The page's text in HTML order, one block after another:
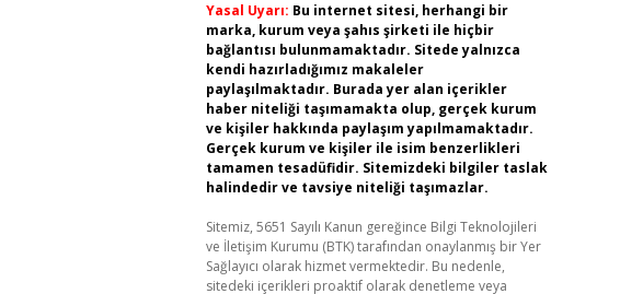
Yasal Uyarı: Bu internet sitesi, herhangi bir
marka, kurum veya şahıs şirketi ile hiçbir
bağlantısı bulunmamaktadır. Sitede yalnızca
kendi hazırladığımız makaleler
paylaşılmaktadır. Burada yer alan içerikler
haber niteliği taşımamakta olup, gerçek kurum
ve kişiler hakkında paylaşım yapılmamaktadır.
Gerçek kurum ve kişiler ile isim benzerlikleri
tamamen tesadüfidir. Sitemizdeki bilgiler taslak
halindedir ve tavsiye niteliği taşımazlar.
Sitemiz, 5651 Sayılı Kanun gereğince Bilgi Teknolojileri
ve İletişim Kurumu (BTK) tarafından onaylanmış bir Yer
Sağlayıcı olarak hizmet vermektedir. Bu nedenle,
sitedeki içerikleri proaktif olarak denetleme veya